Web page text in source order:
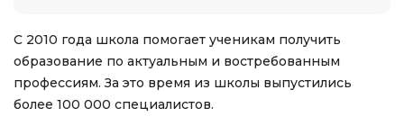
С 2010 года школа помогает ученикам получить
образование по актуальным и востребованным
профессиям. За это время из школы выпустились
более 100 000 специалистов.